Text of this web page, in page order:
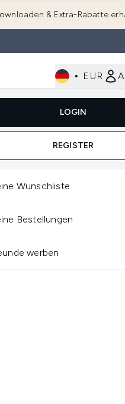
& Extra-Rabatte
• EUR
LOGIN
REGISTER
Wunschliste
Bestellungen
werben
Untermenü Anmelden (Kosmetik)
Parfum